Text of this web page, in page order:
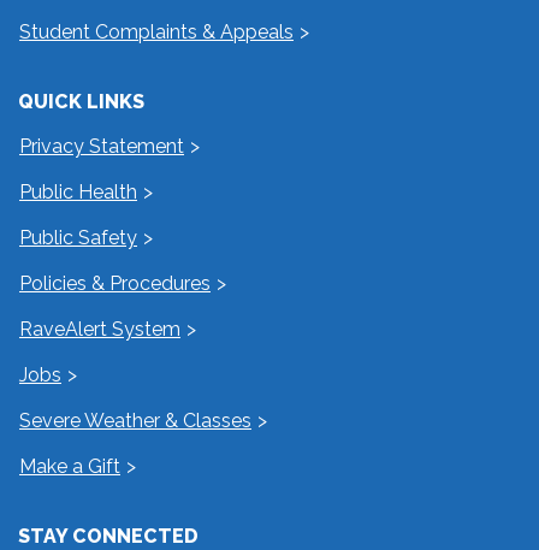
Student Complaints & Appeals
QUICK LINKS
Privacy Statement
Public Health
Public Safety
Policies & Procedures
RaveAlert System
Jobs
Severe Weather & Classes
Make a Gift
STAY CONNECTED